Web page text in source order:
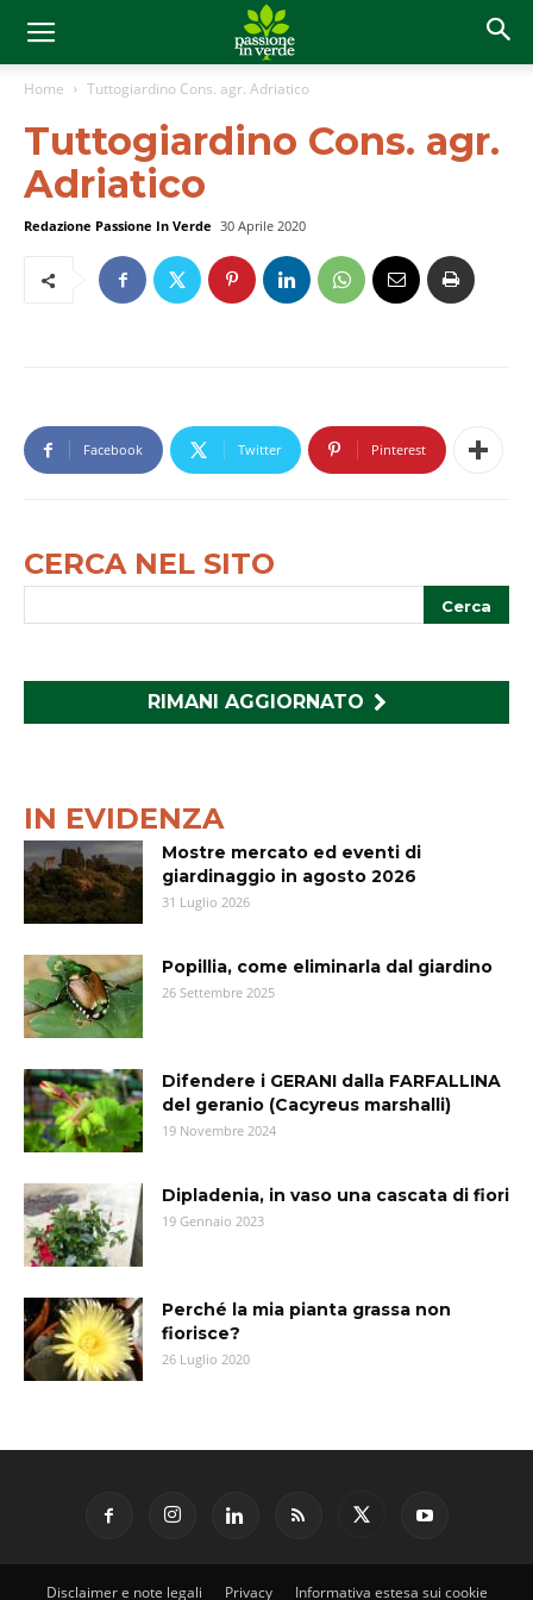
Home Tuttogiardino Cons. agr. Adriatico
Tuttogiardino Cons. agr.
Adriatico
Redazione Passione In Verde 30 Aprile 2020
Facebook Twitter Pinterest
CERCA NEL SITO
RIMANI AGGIORNATO
IN EVIDENZA
Mostre mercato ed eventi di
giardinaggio in agosto 2026
31 Luglio 2026
Popillia, come eliminarla dal giardino
26 Settembre 2025
Difendere i GERANI dalla FARFALLINA
del geranio (Cacyreus marshalli)
19 Novembre 2024
Dipladenia, in vaso una cascata di fiori
19 Gennaio 2023
Perché la mia pianta grassa non
fiorisce?
26 Luglio 2020
Disclaimer e note legali Privacy Informativa estesa sui cookie